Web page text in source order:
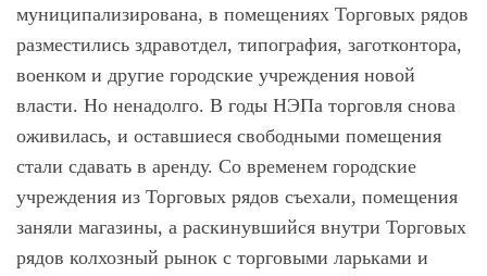
муниципализирована, в помещениях Торговых рядов
разместились здравотдел, типография, заготконтора,
военком и другие городские учреждения новой
власти. Но ненадолго. В годы НЭПа торговля снова
оживилась, и оставшиеся свободными помещения
стали сдавать в аренду. Со временем городские
учреждения из Торговых рядов съехали, помещения
заняли магазины, а раскинувшийся внутри Торговых
рядов колхозный рынок с торговыми ларьками и